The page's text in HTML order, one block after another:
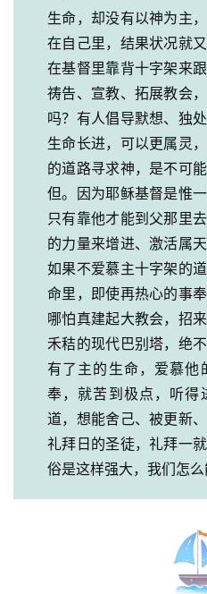
生命，却没有以神为主
在自己里，结果状况就
在基督里靠背十字架来
祷告、宣教、拓展教会
吗？有人倡导默想、独
生命长进，可以更属灵
的道路寻求神，是不可
但。因为耶稣基督是惟
只有靠他才能到父那里
的力量来增进、激活属
如果不爱慕主十字架的
命里，即使再热心的事
哪怕真建起大教会，招
禾秸的现代巴别塔，绝
有了主的生命，爱慕他
奉，就苦到极点，听得
道，想能舍己、被更新
礼拜日的圣徒，礼拜一
俗是这样强大，我们怎么